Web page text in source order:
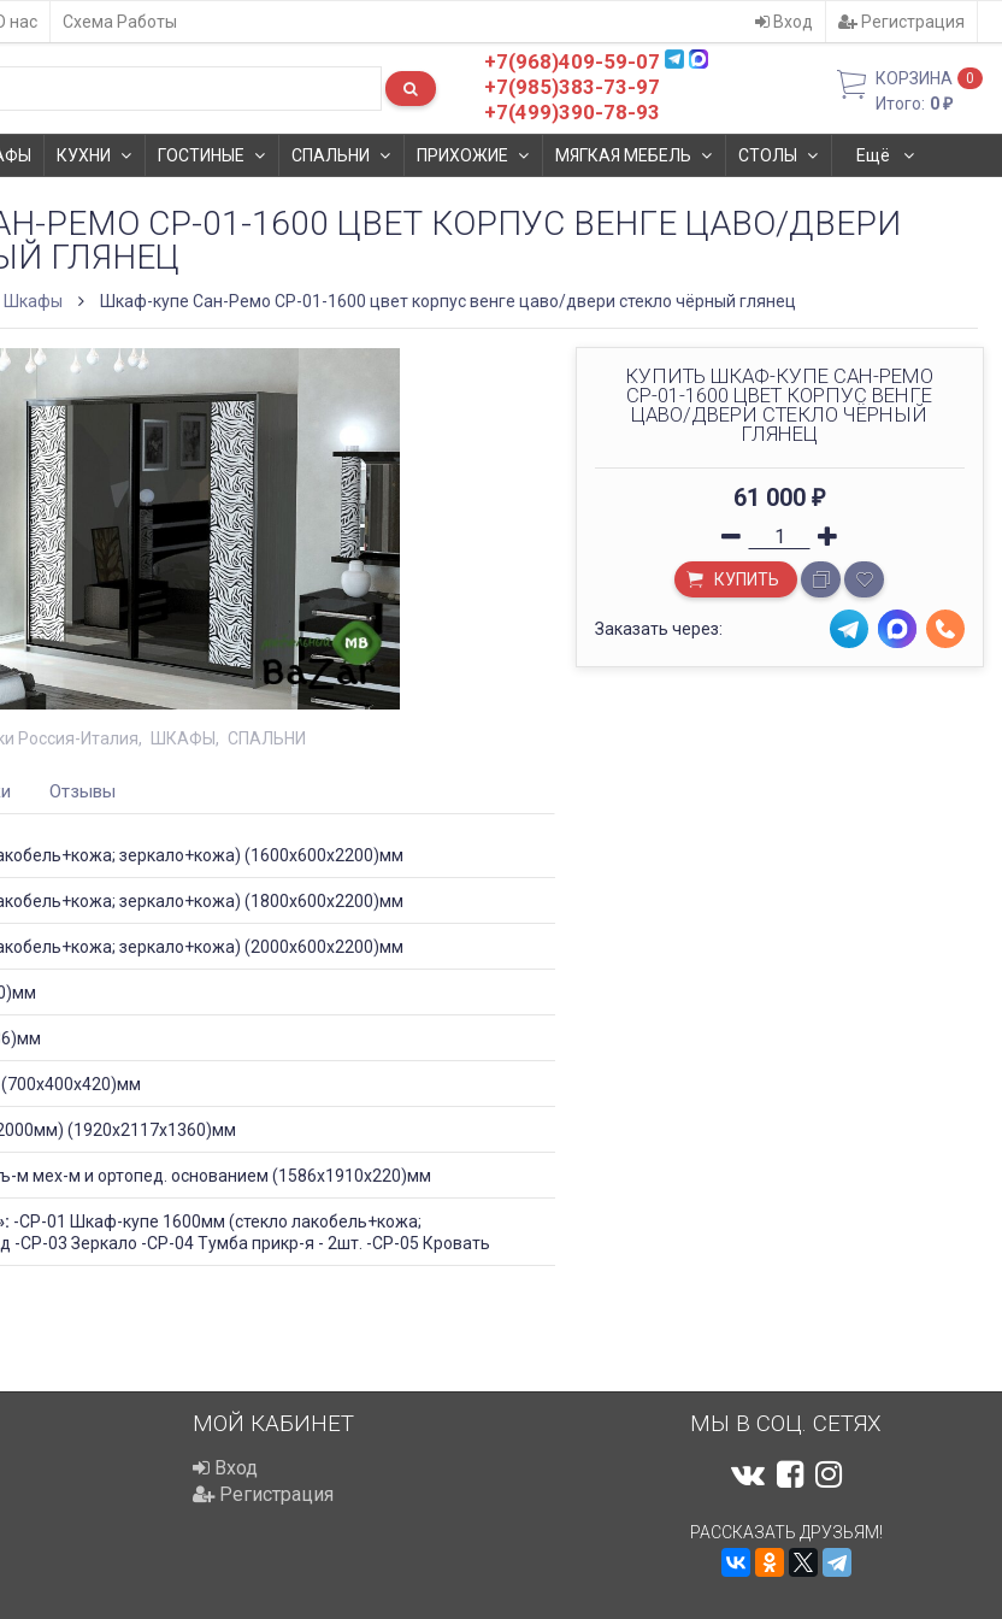
нас Схема Работы Вход Регистрация
+7(968)409-59-07
+7(985)383-73-97
+7(499)390-78-93
КОРЗИНА 0
Итого: 0₽
КУХНИ ГОСТИНЫЕ СПАЛЬНИ ПРИХОЖИЕ МЯГКАЯ МЕБЕЛЬ СТОЛЫ Ещё
РЕМО СР-01-1600 ЦВЕТ КОРПУС ВЕНГЕ ЦАВО/ДВЕРИ
ГЛЯНЕЦ
Шкафы Шкаф-купе Сан-Ремо СР-01-1600 цвет корпус венге цаво/двери стекло чёрный глянец
КУПИТЬ ШКАФ-КУПЕ САН-РЕМО
СР-01-1600 ЦВЕТ КОРПУС ВЕНГЕ
ЦАВО/ДВЕРИ СТЕКЛО ЧЁРНЫЙ
ГЛЯНЕЦ
61 000₽
КУПИТЬ
Заказать через:
Россия-Италия ШКАФЫ СПАЛЬНИ
Отзывы
зеркало+кожа) (1600х600х2200)мм
зеркало+кожа) (1800х600х2200)мм
зеркало+кожа) (2000х600х2200)мм
(1920х2117х1360)мм
м мех-м и ортопед. основанием (1586х1910х220)мм
-СР-01 Шкаф-купе 1600мм (стекло лакобель+кожа;
-СР-03 Зеркало -СР-04 Тумба прикр-я - 2шт. -СР-05 Кровать
МОЙ КАБИНЕТ
Вход
Регистрация
МЫ В СОЦ. СЕТЯХ
РАССКАЗАТЬ ДРУЗЬЯМ!